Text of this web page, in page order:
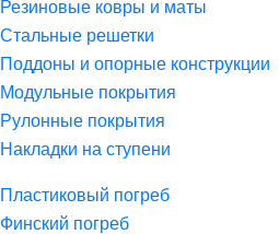
Резиновые ковры и маты
Стальные решетки
Поддоны и опорные конструкции
Модульные покрытия
Рулонные покрытия
Накладки на ступени
Пластиковый погреб
Финский погреб